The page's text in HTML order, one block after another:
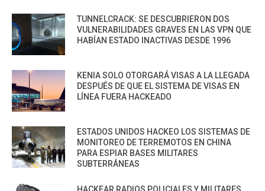
TUNNELCRACK: SE DESCUBRIERON DOS
VULNERABILIDADES GRAVES EN LAS VPN QUE
HABÍAN ESTADO INACTIVAS DESDE 1996
KENIA SOLO OTORGARÁ VISAS A LA LLEGADA
DESPUÉS DE QUE EL SISTEMA DE VISAS EN
LÍNEA FUERA HACKEADO
ESTADOS UNIDOS HACKEO LOS SISTEMAS DE
MONITOREO DE TERREMOTOS EN CHINA
PARA ESPIAR BASES MILITARES
SUBTERRÁNEAS
HACKEAR RADIOS POLICIALES Y MILITARES